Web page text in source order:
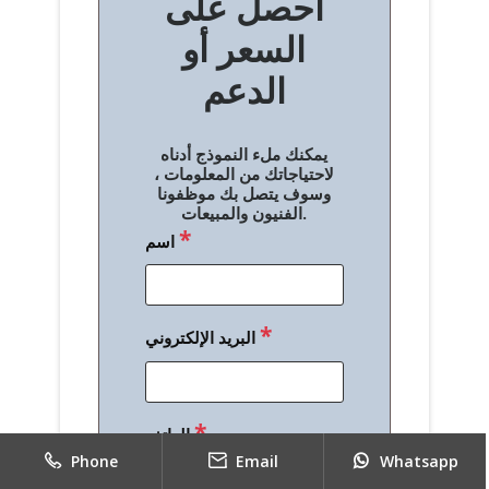
السعر أو
الدعم
يمكنك ملء النموذج أدناه
لاحتياجاتك من المعلومات ،
وسوف يتصل بك موظفونا
الفنيون والمبيعات.
اسم*
البريد الإلكتروني*
الهاتف*
Phone Email Whatsapp